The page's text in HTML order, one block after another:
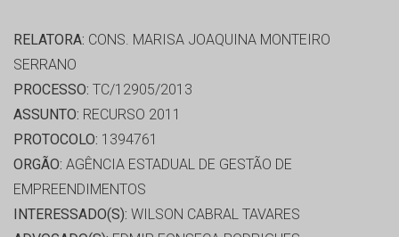
RELATORA: CONS. MARISA JOAQUINA MONTEIRO
SERRANO
PROCESSO: TC/12905/2013
ASSUNTO: RECURSO 2011
PROTOCOLO: 1394761
ORGÃO: AGÊNCIA ESTADUAL DE GESTÃO DE
EMPREENDIMENTOS
INTERESSADO(S): WILSON CABRAL TAVARES